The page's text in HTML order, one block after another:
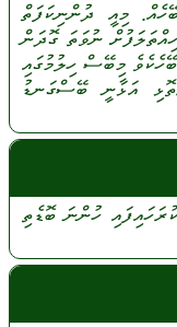
މިއީ ދުންނިކަފަތް
ހިއްތަލަފުށް ނުވަތަގޮދަން
ބޭހެކެވެމިބޭސް ހިލުމުގައި
އަޅާނީބޭސްގަނޑު
ކުރަހައިފައި ހުންނަބޮޑެތި